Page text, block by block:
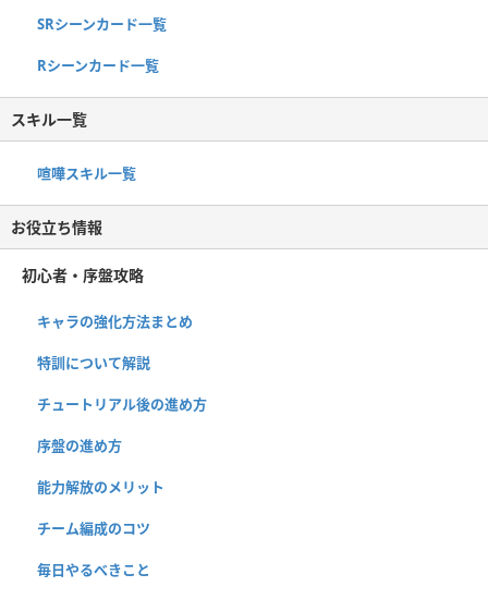
SRシーンカード一覧
Rシーンカード一覧
スキル一覧
喧嘩スキル一覧
お役立ち情報
初心者・序盤攻略
キャラの強化方法まとめ
特訓について解説
チュートリアル後の進め方
序盤の進め方
能力解放のメリット
チーム編成のコツ
毎日やるべきこと